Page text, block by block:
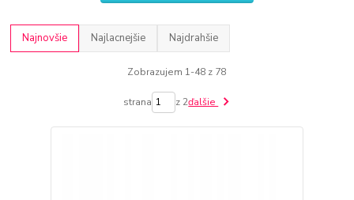
Najnovšie Najlacnejšie Najdrahšie
Zobrazujem 1-48 z 78
strana z 2ďalšie